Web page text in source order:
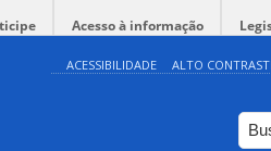
Acesso à informação
ACESSIBILIDADE ALTO